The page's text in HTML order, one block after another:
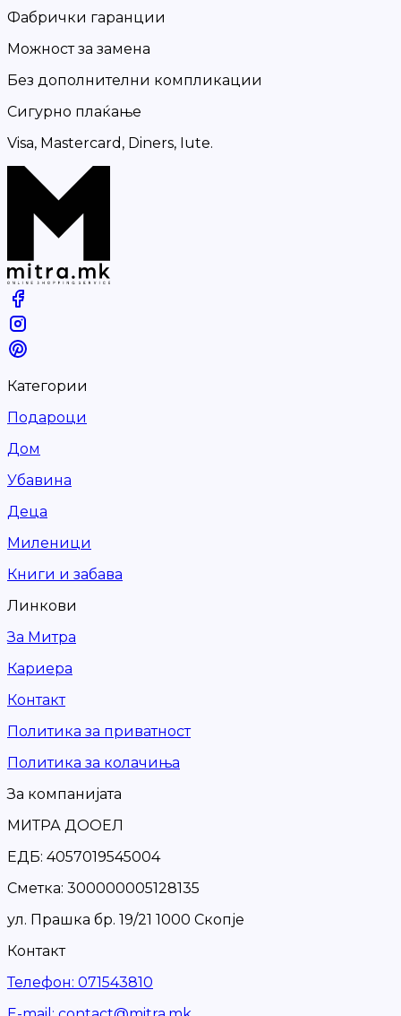
Фабрички гаранции
Можност за замена
Без дополнителни компликации
Сигурно плаќање
Visa, Mastercard, Diners, Iute.
Категории
Подароци
Дом
Убавина
Деца
Миленици
Книги и забава
Линкови
За Митра
Кариера
Контакт
Политика за приватност
Политика за колачиња
За компанијата
МИТРА ДООЕЛ
ЕДБ: 4057019545004
Сметка: 300000005128135
ул. Прашка бр. 19/21 1000 Скопје
Контакт
Телефон: 071543810